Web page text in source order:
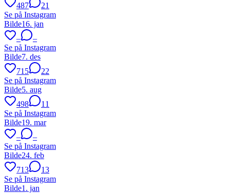
487
21
Se på Instagram
Bilde16. jan
–
–
Se på Instagram
Bilde7. des
715
22
Se på Instagram
Bilde5. aug
498
11
Se på Instagram
Bilde19. mar
–
–
Se på Instagram
Bilde24. feb
713
13
Se på Instagram
Bilde1. jan